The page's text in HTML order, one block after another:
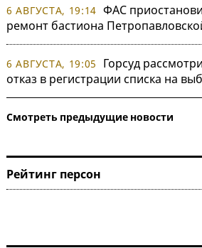
6 АВГУСТА, 19:14 ФАС
ремонт бастиона
6 АВГУСТА, 19:05
Горсуд
отказ в регистрации списка на
Смотреть
Рейтинг